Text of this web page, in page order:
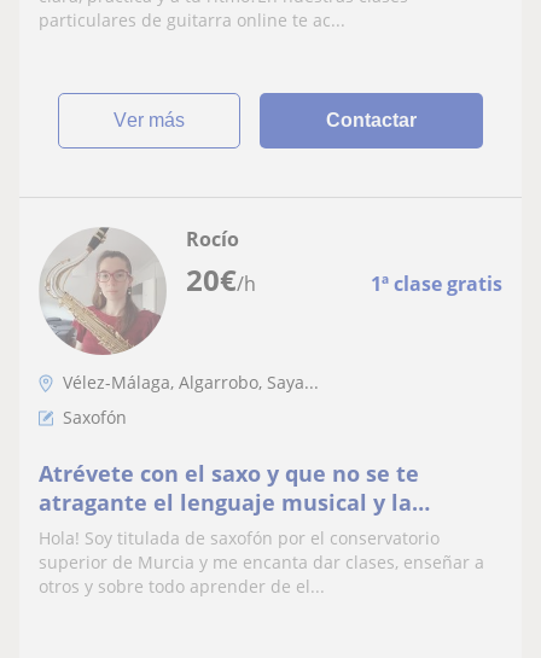
particulares de guitarra online te ac...
ver más Contactar
20€/h 1ª clase gratis
Rocío
Vélez-Málaga, Algarrobo, Saya...
Saxofón
Atrévete con el saxo y que no se te
atragante el lenguaje musical y la
armonía. Nunca es tarde para disfrutar
aprendiendo. Sin límite de edad
Hola! Soy titulada de saxofón por el conservatorio
superior de Murcia y me encanta dar clases, enseñar a
otros y sobre todo aprender de el...